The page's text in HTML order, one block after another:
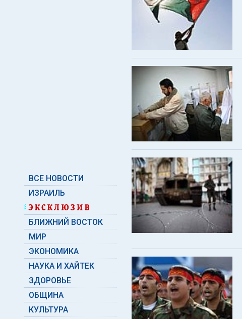
ВСЕ НОВОСТИ
ИЗРАИЛЬ
БЛИЖНИЙ ВОСТОК
МИР
ЭКОНОМИКА
НАУКА И ХАЙТЕК
ЗДОРОВЬЕ
ОБЩИНА
КУЛЬТУРА